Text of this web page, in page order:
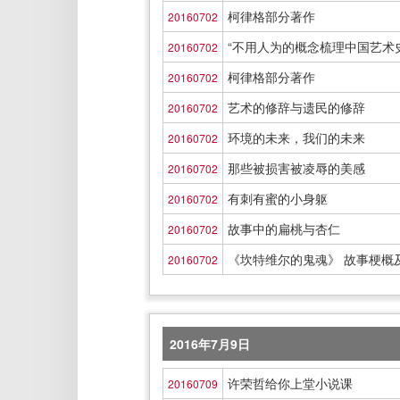
20160702 柯律格部分著作
20160702 “不用人为的概念梳理中国艺术
20160702 柯律格部分著作
20160702 艺术的修辞与遗民的修辞
20160702 环境的未来，我们的未来
20160702 那些被损害被凌辱的美感
20160702 有刺有蜜的小身躯
20160702 故事中的扁桃与杏仁
20160702 《坎特维尔的鬼魂》 故事梗概
2016年7月9日
20160709 许荣哲给你上堂小说课